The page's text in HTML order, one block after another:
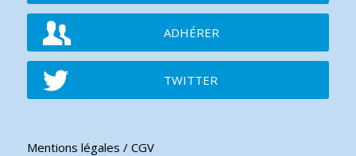
ADHÉRER
TWITTER
Mentions légales / CGV